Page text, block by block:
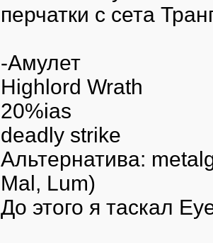
перчатки с сета
-Амулет
Highlord Wrath
20%ias
deadly strike
Альтернатива:
Mal, Lum)
До этого я таскал